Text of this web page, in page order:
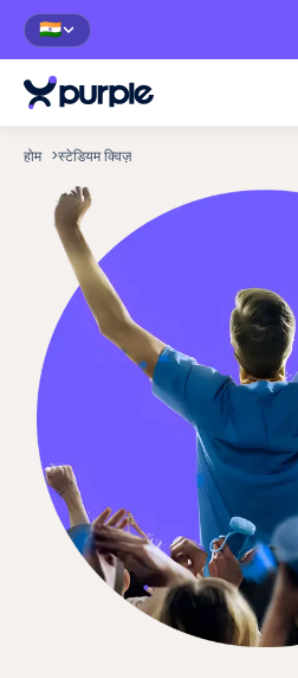
🇮🇳
होम >स्टेडियम क्विज़